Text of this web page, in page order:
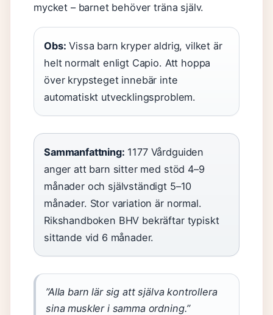
mycket – barnet behöver träna själv.
Obs: Vissa barn kryper aldrig, vilket är
helt normalt enligt Capio. Att hoppa
över krypsteget innebär inte
automatiskt utvecklingsproblem.
Sammanfattning: 1177 Vårdguiden
anger att barn sitter med stöd 4–9
månader och självständigt 5–10
månader. Stor variation är normal.
Rikshandboken BHV bekräftar typiskt
sittande vid 6 månader.
”Alla barn lär sig att själva kontrollera
sina muskler i samma ordning.”